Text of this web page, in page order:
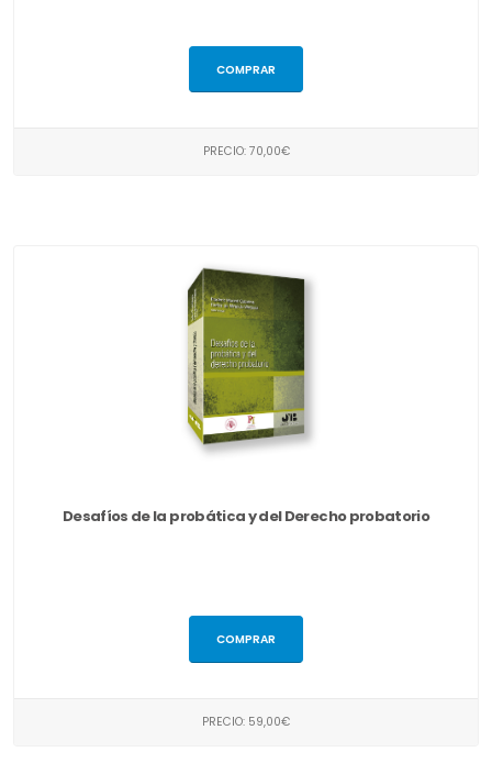
COMPRAR
PRECIO: 70,00€
Desafíos de la probática y del Derecho probatorio
COMPRAR
PRECIO: 59,00€